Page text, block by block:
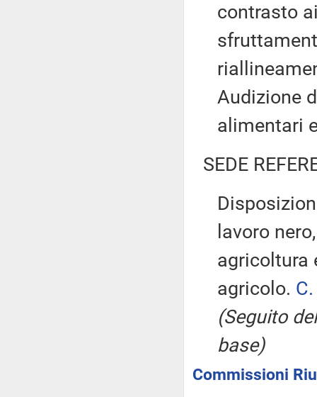
contrasto
Audizione
alimentari
SEDE
lavoro
agricoltura
agricolo.
(Seguito
base)
Commissioni